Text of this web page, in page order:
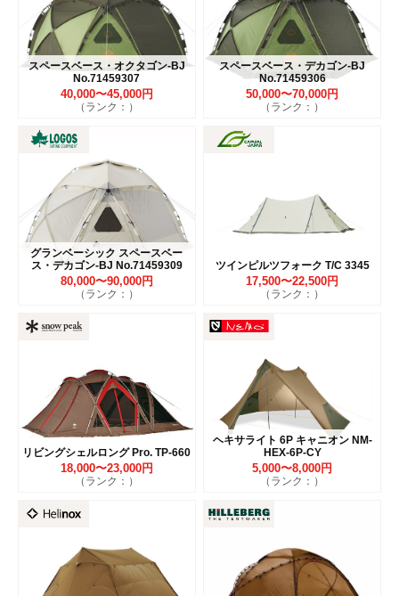
スペースベース・オクタゴン-BJ
No.71459307
40,000〜45,000円
（ランク：）
スペースベース・デカゴン-BJ
No.71459306
50,000〜70,000円
（ランク：）
グランベーシック スペースベー
ス・デカゴン-BJ No.71459309
80,000〜90,000円
（ランク：）
ツインピルツフォーク T/C 3345
17,500〜22,500円
（ランク：）
リビングシェルロング Pro. TP-660
18,000〜23,000円
（ランク：）
ヘキサライト 6P キャニオン NM-
HEX-6P-CY
5,000〜8,000円
（ランク：）